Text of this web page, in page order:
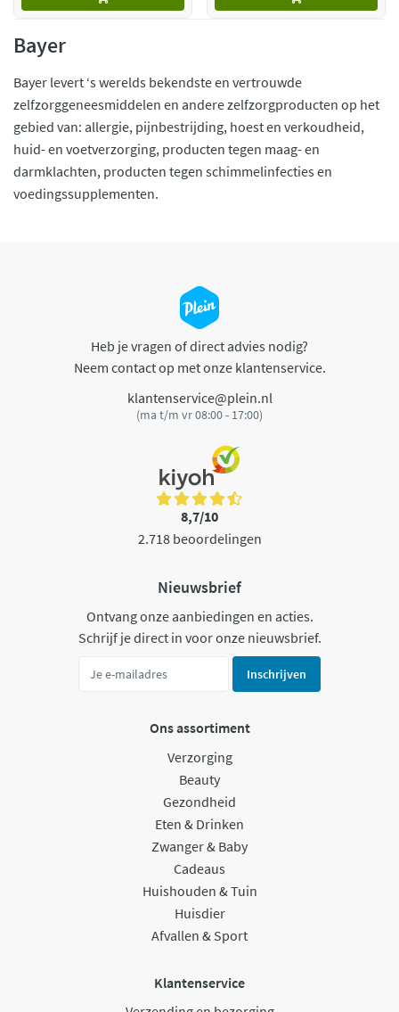
Bayer
Bayer levert ‘s werelds bekendste en vertrouwde
zelfzorggeneesmiddelen en andere zelfzorgproducten op het
gebied van: allergie, pijnbestrijding, hoest en verkoudheid,
huid- en voetverzorging, producten tegen maag- en
darmklachten, producten tegen schimmelinfecties en
voedingssupplementen.
Heb je vragen of direct advies nodig?
Neem contact op met onze klantenservice.
klantenservice@plein.nl
(ma t/m vr 08:00 - 17:00)
8,7/10
2.718 beoordelingen
Nieuwsbrief
Ontvang onze aanbiedingen en acties.
Schrijf je direct in voor onze nieuwsbrief.
Inschrijven
Ons assortiment
Verzorging
Beauty
Gezondheid
Eten & Drinken
Zwanger & Baby
Cadeaus
Huishouden & Tuin
Huisdier
Afvallen & Sport
Klantenservice